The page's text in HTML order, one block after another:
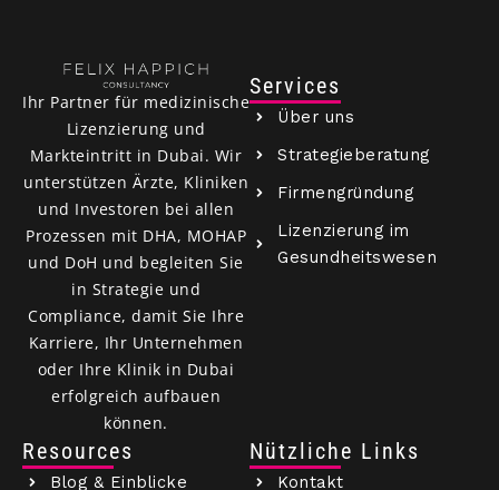
Ihr Partner für medizinische
Lizenzierung und
Markteintritt in Dubai. Wir
unterstützen Ärzte, Kliniken
und Investoren bei allen
Prozessen mit DHA, MOHAP
und DoH und begleiten Sie
in Strategie und
Compliance, damit Sie Ihre
Karriere, Ihr Unternehmen
oder Ihre Klinik in Dubai
erfolgreich aufbauen
können.
Services
Über uns
Strategieberatung
Firmengründung
Lizenzierung im
Gesundheitswesen
Resources
Blog & Einblicke
Nützliche Links
Kontakt